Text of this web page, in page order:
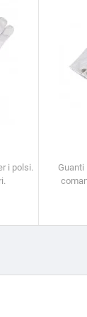
i polsi.
Guanti